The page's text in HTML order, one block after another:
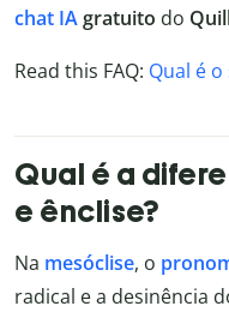
chat IAgratuito do
Read this FAQ: Qual é
Qual é a
e ênclise?
Na mesóclise, o
radical e a desinência